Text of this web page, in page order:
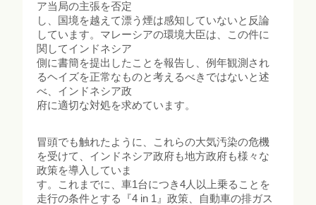
ア当局の主張を否定
し、国境を越えて漂う煙は感知していないと反論
しています。マレーシアの環境大臣は、この件に
関してインドネシア
側に書簡を提出したことを報告し、例年観測され
るヘイズを正常なものと考えるべきではないと述
べ、インドネシア政
府に適切な対処を求めています。
冒頭でも触れたように、これらの大気汚染の危機
を受けて、インドネシア政府も地方政府も様々な
政策を導入していま
す。これまでに、車1台につき4人以上乗ることを
走行の条件とする『4 in 1』政策、自動車の排ガス